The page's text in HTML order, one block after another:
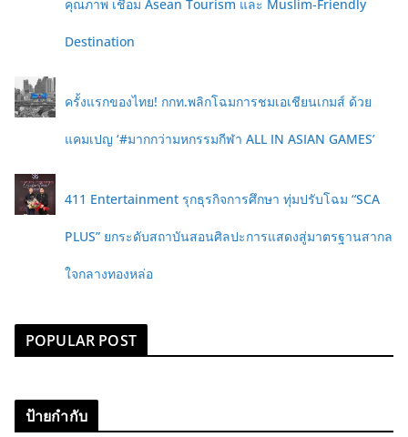
คุณภาพ เชื่อม Asean Tourism และ Muslim-Friendly
Destination
ครั้งแรกของไทย! กกท.พลิกโฉมการชมเอเชียนเกมส์ ด้วย
แคมเปญ ‘#มากกว่ามหกรรมกีฬา ALL IN ASIAN GAMES’
411 Entertainment รุกธุรกิจการศึกษา ทุ่มปรับโฉม “SCA
PLUS” ยกระดับสถาบันสอนศิลปะการแสดงสู่มาตรฐานสากล
ใจกลางทองหล่อ
POPULAR POST
ป้ายกำกับ